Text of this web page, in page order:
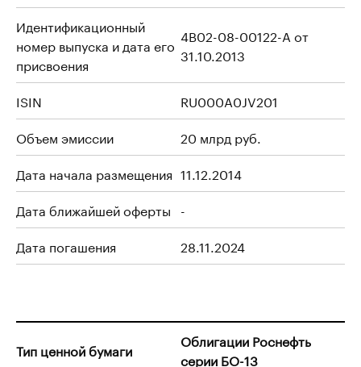
Идентификационный
номер выпуска и дата его
присвоения
4B02-08-00122-A от
31.10.2013
ISIN
RU000A0JV201
Объем эмиссии
20 млрд руб.
Дата начала размещения 11.12.2014
Дата ближайшей оферты -
Дата погашения
28.11.2024
Тип ценной бумаги
Облигации Роснефть
серии БО-13